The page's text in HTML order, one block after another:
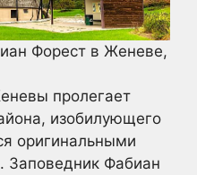
Форест в Женеве,
пролегает
изобилующего
оригинальными
Заповедник Фабиан